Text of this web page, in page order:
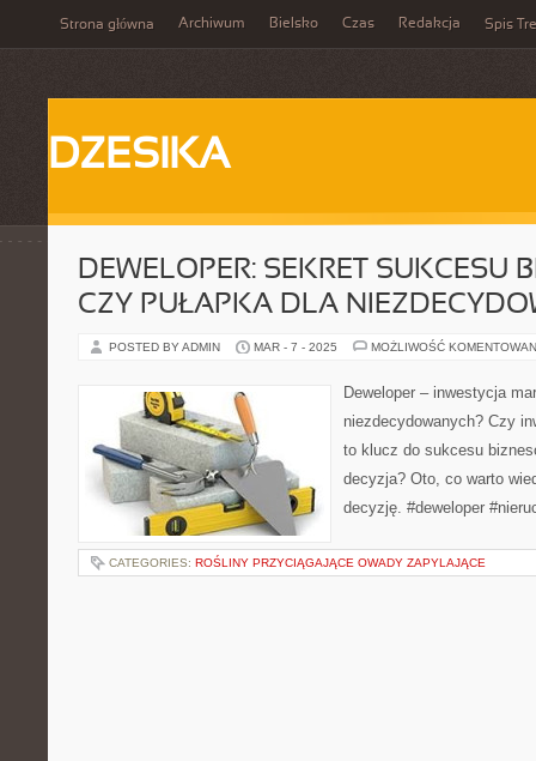
Strona główna Archiwum Bielsko Czas Redakcja Spis
DZESIKA
DEWELOPER: SEKRET SUKCESU
CZY PUŁAPKA DLA
POSTED BY ADMIN MAR - 7 - 2025 MOŻLIWOŚĆ
Deweloper – inwestycja
niezdecydowanych? Czy
to klucz do sukcesu
decyzja? Oto, co warto
decyzję. #deweloper
CATEGORIES: ROŚLINY PRZYCIĄGAJĄCE OWADY ZAPYLAJĄCE